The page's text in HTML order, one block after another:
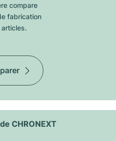
compare
fabrication
CHRONEXT